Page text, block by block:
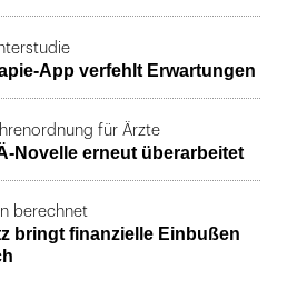
App verfehlt Erwartungen
für Ärzte
Novelle erneut überarbeitet
berechnet
bringt finanzielle Einbußen